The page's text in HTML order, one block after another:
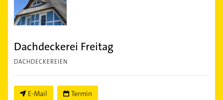
Dachdeckerei Freitag
DACHDECKEREIEN
E-Mail Termin